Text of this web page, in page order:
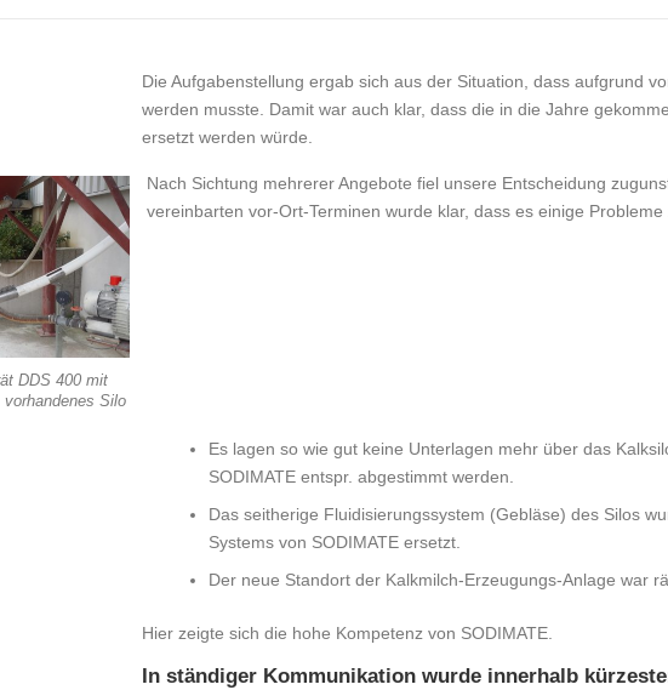
Die Aufgabenstellung ergab sich aus der Situation, dass aufgrund
werden musste. Damit war auch klar, dass die in die Jahre
ersetzt werden würde.
DDS 400 mit
Silo
Nach Sichtung mehrerer Angebote fiel unsere Entscheidung
vereinbarten vor-Ort-Terminen wurde klar, dass es einige Probleme
Es lagen so wie gut keine Unterlagen mehr über das
SODIMATE entspr. abgestimmt werden.
Das seitherige Fluidisierungssystem (Gebläse) des Silos
Systems von SODIMATE ersetzt.
Der neue Standort der Kalkmilch-Erzeugungs-Anlage war
Hier zeigte sich die hohe Kompetenz von SODIMATE.
In ständiger Kommunikation wurde innerhalb